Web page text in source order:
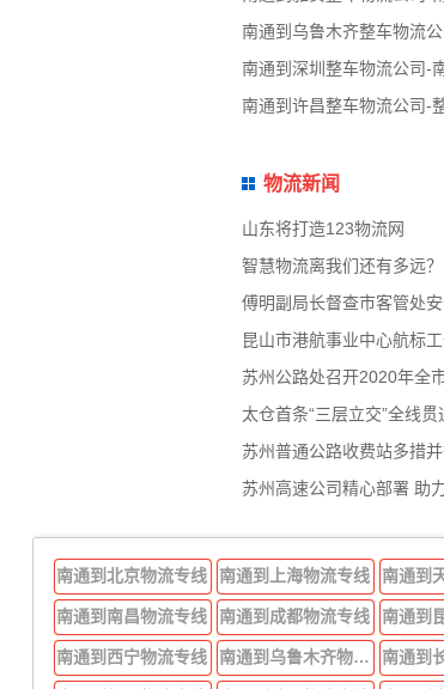
南通到乌鲁木齐整车物流
南通到深圳整车物流公司-
南通到许昌整车物流公司-
物流新闻
山东将打造123物流网
智慧物流离我们还有多远？
傅明副局长督查市客管处
昆山市港航事业中心航标
苏州公路处召开2020年全
太仓首条“三层立交”全线贯
苏州普通公路收费站多措
苏州高速公司精心部署 助
南通到北京物流专线 南通到上海物流专线 南通到
南通到南昌物流专线 南通到成都物流专线 南通到
南通到西宁物流专线 南通到乌鲁木齐物流专线 南通到